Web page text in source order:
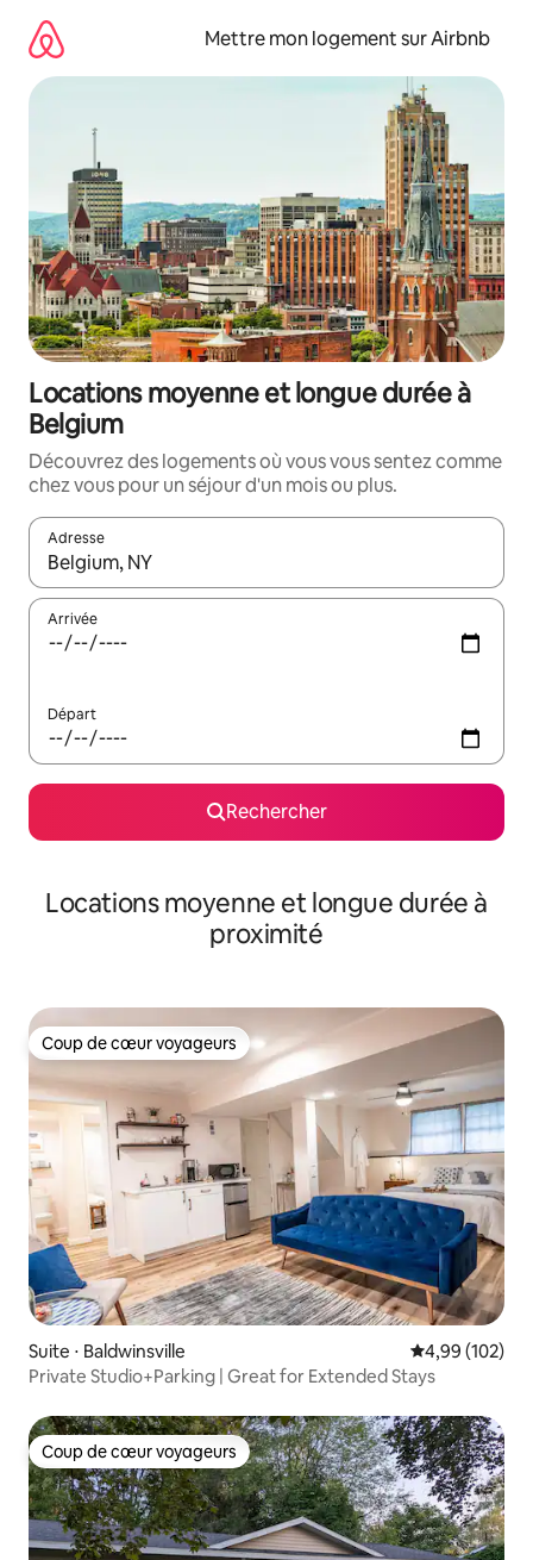
directement
contenu
Mettre mon logement sur Airbnb
Locations moyenne et longue durée à
Belgium
Découvrez des logements où vous vous sentez comme
chez vous pour un séjour d'un mois ou plus.
Adresse
Lorsque les résultats s'affichent, utilisez les flèches vers le
Arrivée
Départ
Rechercher
Locations moyenne et longue durée à
proximité
Coup de cœur voyageurs
Coup de cœur voyageurs
Suite ⋅ Baldwinsville Évaluation
4,99 (102)
Private Studio+Parking | Great for Extended Stays
Coup de cœur voyageurs
Coup de cœur voyageurs